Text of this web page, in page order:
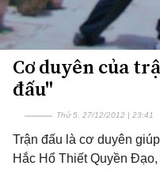
Cơ duyên của
đấu"
Thứ 5, 27/12/2012 | 23:41
Trận đấu là cơ duyên
Hắc Hổ Thiết Quyền